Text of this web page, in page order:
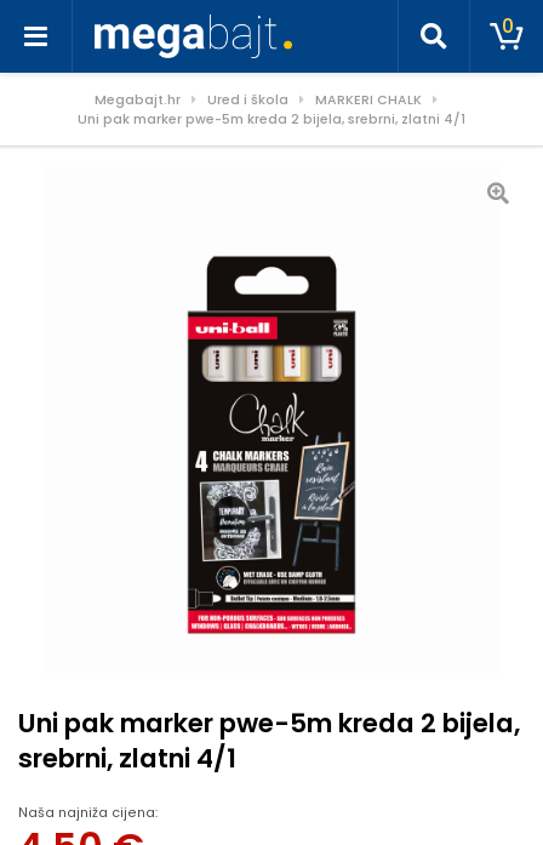
0
Megabajt.hr Ured i škola
MARKERI CHALK
Uni pak marker pwe-5m kreda 2 bijela, srebrni, zlatni 4/1
Uni pak marker pwe-5m kreda 2 bijela,
srebrni, zlatni 4/1
Naša najniža cijena: